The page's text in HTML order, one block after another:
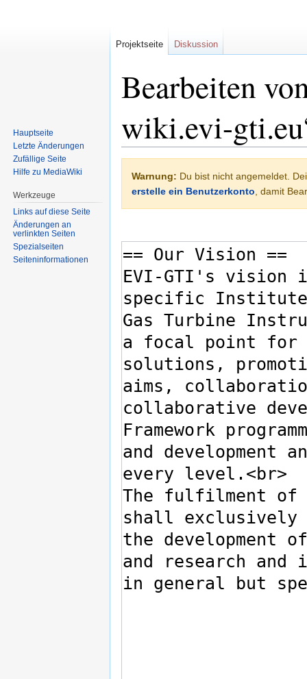
Bearbeiten
wiki.evi-
Navigation
springen
Suche
springen
Warnung: Du bist nicht angemeldet.
erstelle ein Benutzerkonto, damit
Projektseite Diskussion
Hauptseite
Letzte Änderungen
Zufällige Seite
Hilfe zu MediaWiki
Werkzeuge
Links auf diese Seite
Änderungen an
verlinkten Seiten
Spezialseiten
Seiten­informationen